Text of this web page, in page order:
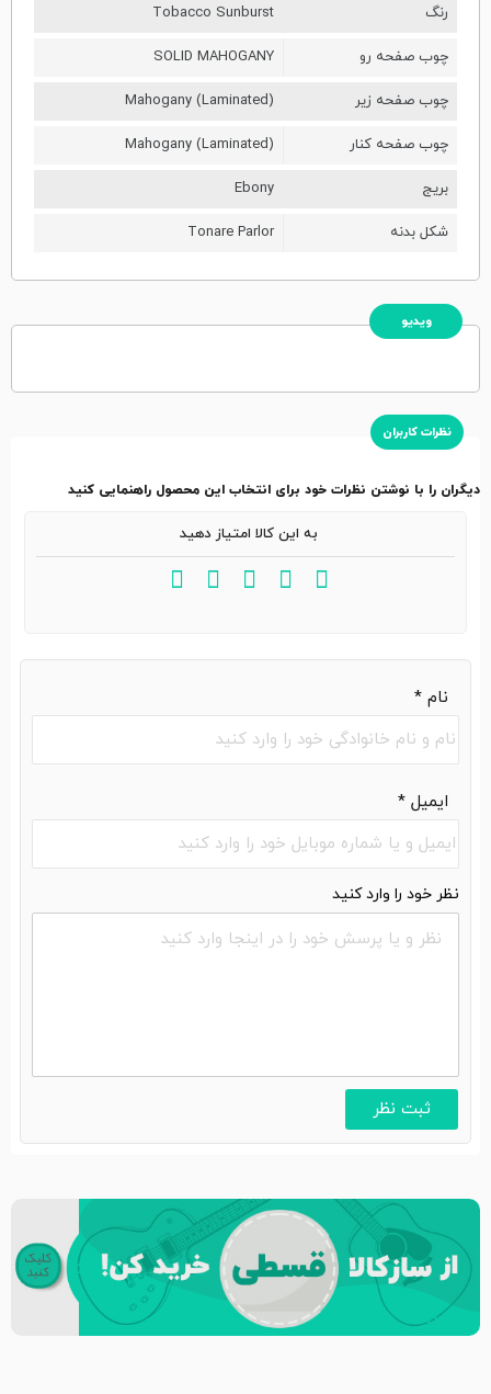
رنگ Tobacco Sunburst
چوب صفحه رو SOLID MAHOGANY
چوب صفحه زیر Mahogany (Laminated)
چوب صفحه کنار Mahogany (Laminated)
بریج Ebony
شکل بدنه Tonare Parlor
ویدیو
نظرات کاربران
دیگران را با نوشتن نظرات خود برای انتخاب این محصول راهنمایی کنید
نام *
ایمیل *
به این کالا امتیاز دهید